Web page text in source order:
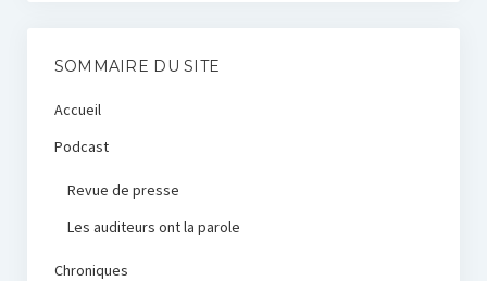
SOMMAIRE DU SITE
Accueil
Podcast
Revue de presse
Les auditeurs ont la parole
Chroniques